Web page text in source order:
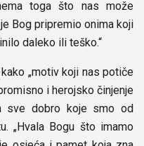
toga što nas može
Bog pripremio onima koji
daleko ili teško.“
„motiv koji nas potiče
i herojsko činjenje
sve dobro koje smo od
„Hvala Bogu što imamo